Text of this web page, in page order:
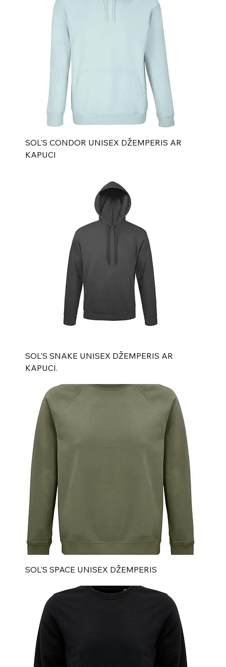
SOL'S CONDOR UNISEX DŽEMPERIS AR
KAPUCI
SOL'S SNAKE UNISEX DŽEMPERIS AR
KAPUCI.
SOL'S SPACE UNISEX DŽEMPERIS